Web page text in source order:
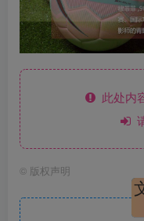
此处内
© 版权声明